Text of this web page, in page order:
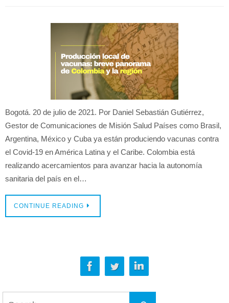
Bogotá. 20 de julio de 2021. Por Daniel Sebastián Gutiérrez,
Gestor de Comunicaciones de Misión Salud Países como Brasil,
Argentina, México y Cuba ya están produciendo vacunas contra
el Covid-19 en América Latina y el Caribe. Colombia está
realizando acercamientos para avanzar hacia la autonomía
sanitaria del país en el…
CONTINUE READING